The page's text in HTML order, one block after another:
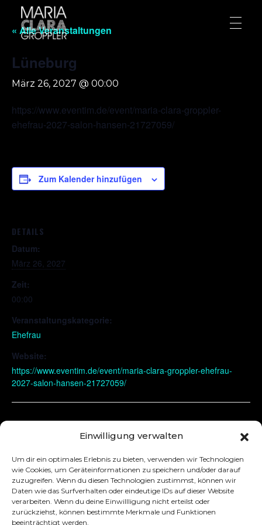
Einwilligung verwalten
Um dir ein optimales Erlebnis zu bieten, verwenden wir Technologien
wie Cookies, um Geräteinformationen zu speichern und/oder darauf
zuzugreifen. Wenn du diesen Technologien zustimmst, können wir
Daten wie das Surfverhalten oder eindeutige IDs auf dieser Website
verarbeiten. Wenn du deine Einwillligung nicht erteilst oder
zurückziehst, können bestimmte Merkmale und Funktionen
beeinträchtigt werden.
« Alle Veranstaltungen
Lüneburg
März 26, 2027 @ 00:00
https://www.eventim.de/event/maria-clara-groppler-
ehefrau-2027-salon-hansen-21727059/
Zum Kalender hinzufügen
DETAILS
Datum:
März 26, 2027
Zeit:
00:00
Veranstaltungskategorie:
Ehefrau
Website:
https://www.eventim.de/event/maria-clara-groppler-ehefrau-
2027-salon-hansen-21727059/